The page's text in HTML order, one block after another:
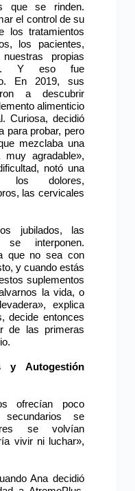
que se rinden.
el control de su
los tratamientos
los pacientes,
propias
Y eso fue
En 2019, sus
a descubrir
alimenticio
Curiosa, decidió
para probar, pero
mezclaba una
agradable»,
notó una
los dolores,
las cervicales
jubilados, las
se interponen.
que no sea con
y cuando estás
suplementos
la vida, o
explica
decide entonces
de las primeras
y Autogestión
ofrecían poco
se
se volvían
vivir ni luchar»,
Ana decidió